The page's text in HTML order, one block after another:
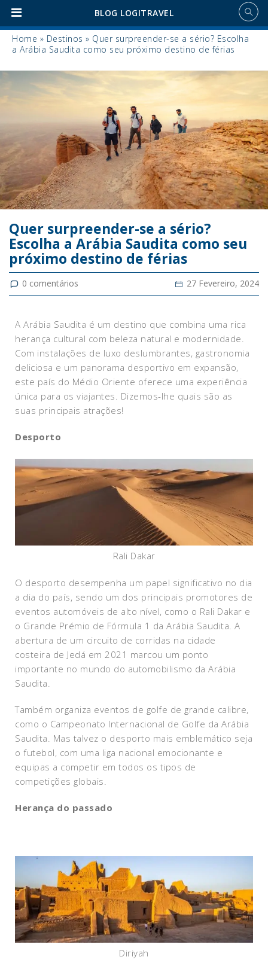
BLOG LOGITRAVEL
Home » Destinos » Quer surpreender-se a sério? Escolha
a Arábia Saudita como seu próximo destino de férias
Quer surpreender-se a sério?
Escolha a Arábia Saudita como seu
próximo destino de férias
0 comentários 27 Fevereiro, 2024
A Arábia Saudita é um destino que combina uma rica
herança cultural com beleza natural e modernidade.
Com instalações de luxo deslumbrantes, gastronomia
deliciosa e um panorama desportivo em expansão,
este país do Médio Oriente oferece uma experiência
única para os viajantes. Dizemos-lhe quais são as
suas principais atrações!
Desporto
Rali Dakar
O desporto desempenha um papel significativo no dia
a dia do país, sendo um dos principais promotores de
eventos automóveis de alto nível, como o Rali Dakar e
o Grande Prémio de Fórmula 1 da Arábia Saudita. A
abertura de um circuito de corridas na cidade
costeira de Jedá em 2021 marcou um ponto
importante no mundo do automobilismo da Arábia
Saudita.
Também organiza eventos de golfe de grande calibre,
como o Campeonato Internacional de Golfe da Arábia
Saudita. Mas talvez o desporto mais emblemático seja
o futebol, com uma liga nacional emocionante e
equipas a competir em todos os tipos de
competições globais.
Herança do passado
Diriyah